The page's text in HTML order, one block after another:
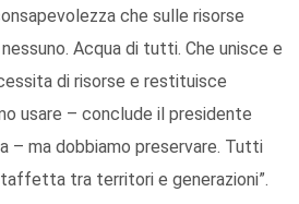
che sulle risorse
Acqua di tutti. Che unisce e
di risorse e restituisce
usare – conclude il presidente
– ma dobbiamo preservare. Tutti
tra territori e generazioni”.